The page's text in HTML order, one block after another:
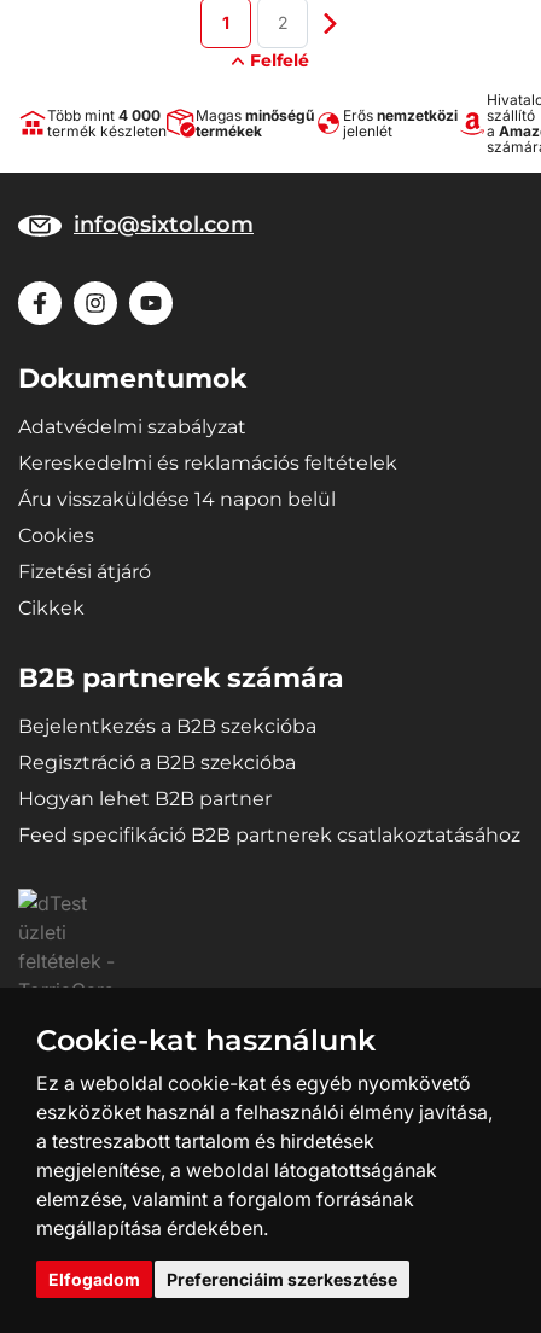
Felfelé
1 2
Több mint 4 000
termék készleten
Magas minőségű
termékek
Erős nemzetközi
jelenlét
szállító
a
info@sixtol.com
Dokumentumok
Adatvédelmi szabályzat
Kereskedelmi és reklamációs feltételek
Áru visszaküldése 14 napon belül
Cookies
Fizetési átjáró
Cikkek
B2B partnerek számára
Bejelentkezés a B2B szekcióba
Regisztráció a B2B szekcióba
Hogyan lehet B2B partner
Feed specifikáció B2B partnerek csatlakoztatásához
Weboldal készítés és dizájn:
© 2026 SIXTOLMinden jog fenntartva.
Cookie-kat használunk
Ez a weboldal cookie-kat és egyéb nyomkövető
eszközöket használ a felhasználói élmény javítása,
a testreszabott tartalom és hirdetések
megjelenítése, a weboldal látogatottságának
elemzése, valamint a forgalom forrásának
megállapítása érdekében.
Elfogadom Preferenciáim szerkesztése